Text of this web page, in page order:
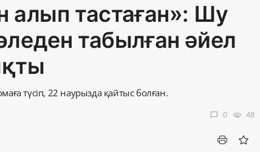
алып тастаған»: Шу
табылған әйел
түсіп, 22 наурызда қайтыс болған.
chat_bubble 0 visibility 48